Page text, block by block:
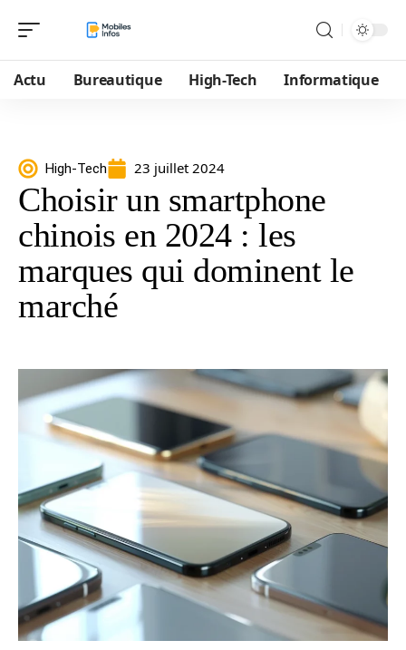
Actu Bureautique High-Tech Informatique
High-Tech 23 juillet 2024
Choisir un smartphone
chinois en 2024 : les
marques qui dominent le
marché